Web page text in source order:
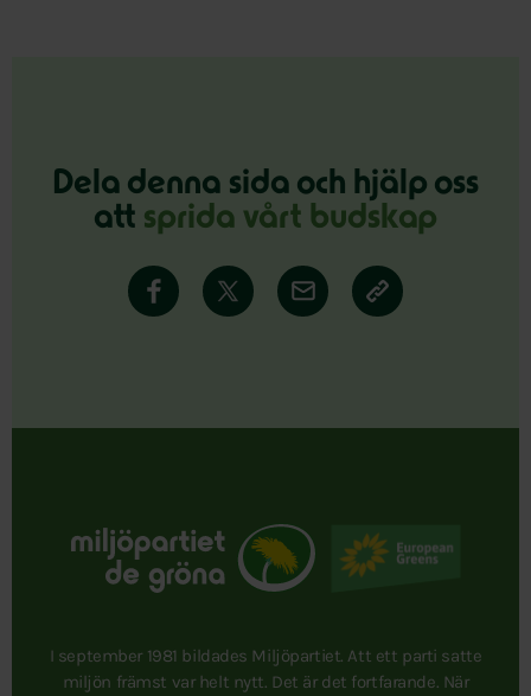
Dela denna sida och hjälp oss
att sprida vårt budskap
I september 1981 bildades Miljöpartiet. Att ett parti satte
miljön främst var helt nytt. Det är det fortfarande. När